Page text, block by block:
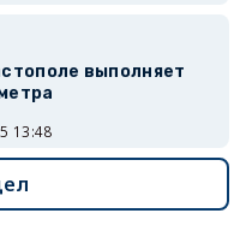
выполняет
13:48